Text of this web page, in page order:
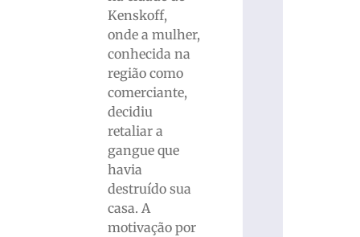
Kenskoff,
onde a mulher,
conhecida na
região como
comerciante,
decidiu
retaliar a
gangue que
havia
destruído sua
casa. A
motivação por